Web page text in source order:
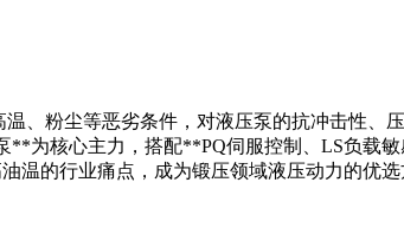
、粉尘等恶劣条件，对液压泵的抗冲击性、
为核心主力，搭配**PQ伺服控制、LS负载敏
温的行业痛点，成为锻压领域液压动力的优选